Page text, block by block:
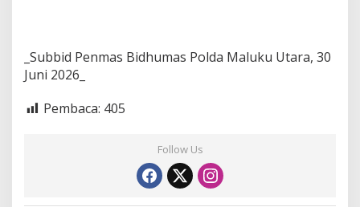
_Subbid Penmas Bidhumas Polda Maluku Utara, 30
Juni 2026_
Pembaca: 405
Follow Us